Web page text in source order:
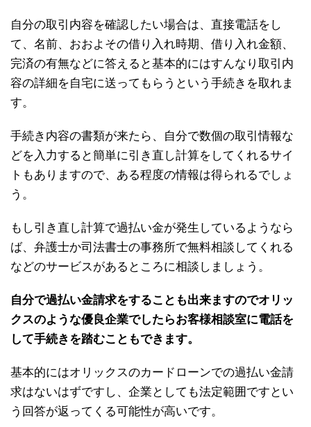
自分の取引内容を確認したい場合は、直接電話をし
て、名前、おおよその借り入れ時期、借り入れ金額、
完済の有無などに答えると基本的にはすんなり取引内
容の詳細を自宅に送ってもらうという手続きを取れま
す。
手続き内容の書類が来たら、自分で数個の取引情報な
どを入力すると簡単に引き直し計算をしてくれるサイ
トもありますので、ある程度の情報は得られるでしょ
う。
もし引き直し計算で過払い金が発生しているようなら
ば、弁護士か司法書士の事務所で無料相談してくれる
などのサービスがあるところに相談しましょう。
自分で過払い金請求をすることも出来ますのでオリッ
クスのような優良企業でしたらお客様相談室に電話を
して手続きを踏むこともできます。
基本的にはオリックスのカードローンでの過払い金請
求はないはずですし、企業としても法定範囲ですとい
う回答が返ってくる可能性が高いです。